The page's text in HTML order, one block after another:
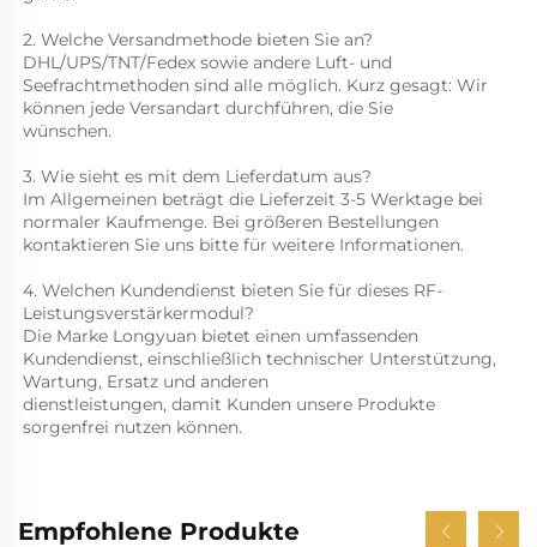
2. Welche Versandmethode bieten Sie an?
DHL/UPS/TNT/Fedex sowie andere Luft- und
Seefrachtmethoden sind alle möglich. Kurz gesagt: Wir
können jede Versandart durchführen, die Sie
wünschen.
3. Wie sieht es mit dem Lieferdatum aus?
Im Allgemeinen beträgt die Lieferzeit 3-5 Werktage bei
normaler Kaufmenge. Bei größeren Bestellungen
kontaktieren Sie uns bitte für weitere Informationen.
4. Welchen Kundendienst bieten Sie für dieses RF-
Leistungsverstärkermodul?
Die Marke Longyuan bietet einen umfassenden
Kundendienst, einschließlich technischer Unterstützung,
Wartung, Ersatz und anderen
dienstleistungen, damit Kunden unsere Produkte
sorgenfrei nutzen können.
Empfohlene Produkte